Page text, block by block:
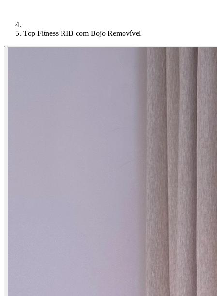
Top Fitness RIB com Bojo Removível